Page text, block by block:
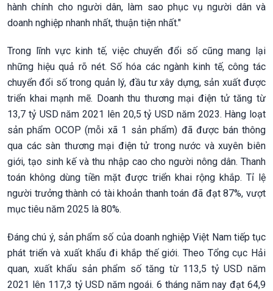
hành chính cho người dân, làm sao phục vụ người dân và
doanh nghiệp nhanh nhất, thuận tiện nhất."
Trong lĩnh vực kinh tế, việc chuyển đổi số cũng mang lại
những hiệu quả rõ nét. Số hóa các ngành kinh tế, công tác
chuyển đổi số trong quản lý, đầu tư xây dựng, sản xuất được
triển khai mạnh mẽ. Doanh thu thương mại điện tử tăng từ
13,7 tỷ USD năm 2021 lên 20,5 tỷ USD năm 2023. Hàng loạt
sản phẩm OCOP (mỗi xã 1 sản phẩm) đã được bán thông
qua các sàn thương mại điện tử trong nước và xuyên biên
giới, tạo sinh kế và thu nhập cao cho người nông dân. Thanh
toán không dùng tiền mặt được triển khai rộng khắp. Tỉ lệ
người trưởng thành có tài khoản thanh toán đã đạt 87%, vượt
mục tiêu năm 2025 là 80%.
Đáng chú ý, sản phẩm số của doanh nghiệp Việt Nam tiếp tục
phát triển và xuất khẩu đi khắp thế giới. Theo Tổng cục Hải
quan, xuất khẩu sản phẩm số tăng từ 113,5 tỷ USD năm
2021 lên 117,3 tỷ USD năm ngoái. 6 tháng năm nay đạt 64,9